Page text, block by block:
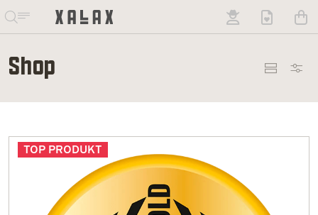
Shop
TOP PRODUKT